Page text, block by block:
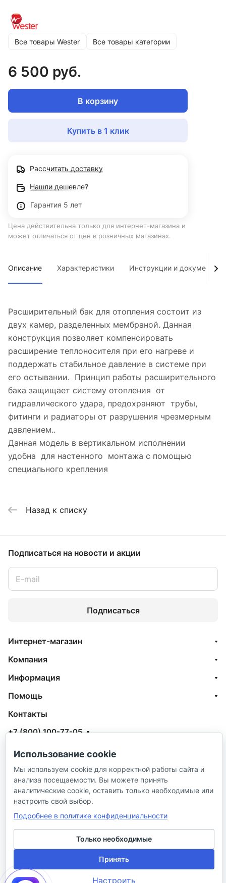
Все товары Wester Все товары категории
6 500 руб.
В корзину
Купить в 1 клик
Рассчитать доставку
Нашли дешевле?
Гарантия 5 лет
Цена действительна только для интернет-магазина и
может отличаться от цен в розничных магазинах.
Описание Характеристики Инструкции и документы
Расширительный бак для отопления состоит из
двух камер, разделенных мембраной. Данная
конструкция позволяет компенсировать
расширение теплоносителя при его нагреве и
поддержать стабильное давление в системе при
его остывании. Принцип работы расширительного
бака защищает систему отопления от
гидравлического удара, предохраняют трубы,
фитинги и радиаторы от разрушения чрезмерным
давлением..
Данная модель в вертикальном исполнении
удобна для настенного монтажа с помощью
специального крепления
Назад к списку
Подписаться на новости и акции
Подписаться
Интернет-магазин
Компания
Информация
Помощь
Контакты
+7 (800) 100-77-05
info@aquatehnik.com
г. Краснодар (Центр),
ул. Чкалова, 167
© 2026 ИП Сибирцев И. В.
Политика в отношении песональных
Использование cookie
Мы используем cookie для корректной работы сайта и
анализа посещаемости. Вы можете принять
аналитические cookie, оставить только необходимые или
настроить свой выбор.
Подробнее в политике конфиденциальности
Только необходимые
Принять
Настроить